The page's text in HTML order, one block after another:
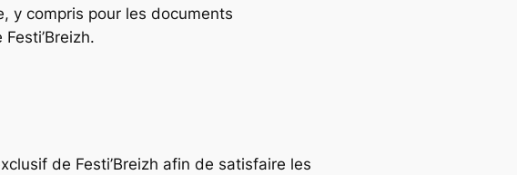
y compris pour les documents
de Festi’Breizh afin de satisfaire les